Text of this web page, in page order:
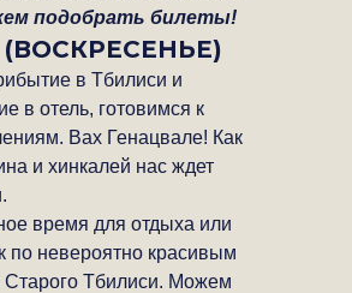
подобрать билеты!
(ВОСКРЕСЕНЬЕ)
в Тбилиси и
в отель, готовимся к
Вах Генацвале! Как
и хинкалей нас ждет
время для отдыха или
по невероятно красивым
Старого Тбилиси. Можем